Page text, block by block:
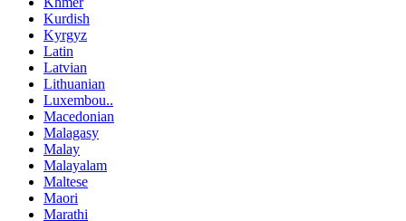
Kurdish
Kyrgyz
Latin
Latvian
Lithuanian
Luxembou..
Macedonian
Malagasy
Malay
Malayalam
Maltese
Maori
Marathi